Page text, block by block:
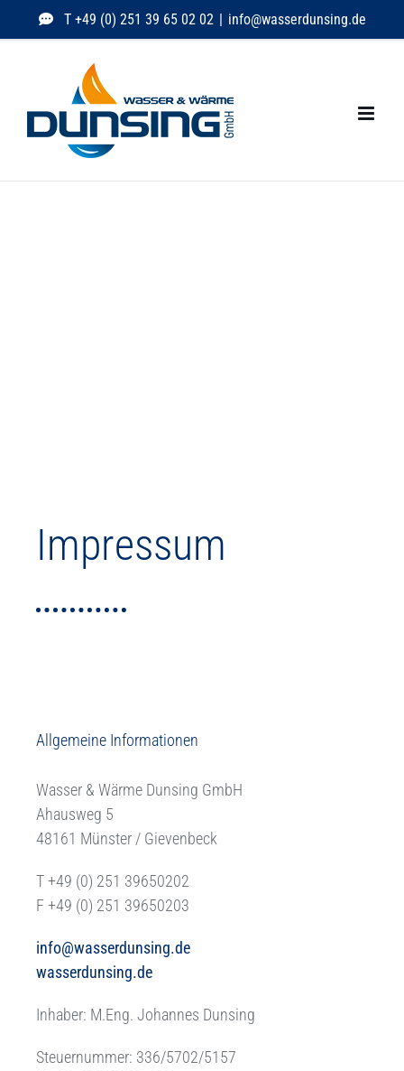
Inhalt
T +49 (0) 251 39 65 02 02 | info@wasserdunsing.de
Impressum
Allgemeine Informationen
Wasser & Wärme Dunsing GmbH
Ahausweg 5
48161 Münster / Gievenbeck
T +49 (0) 251 39650202
F +49 (0) 251 39650203
info@wasserdunsing.de
wasserdunsing.de
Inhaber: M.Eng. Johannes Dunsing
Steuernummer: 336/5702/5157